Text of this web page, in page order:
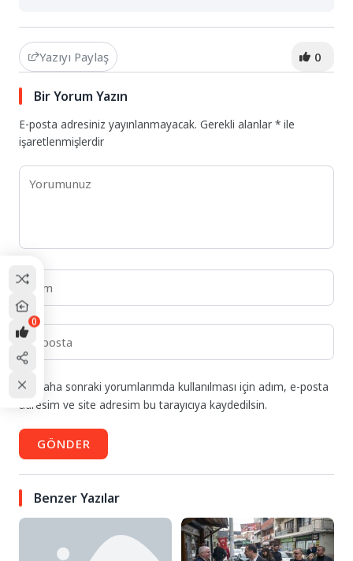
Yazıyı Paylaş 0
Bir Yorum Yazın
E-posta adresiniz yayınlanmayacak. Gerekli alanlar* ile
işaretlenmişlerdir
Daha sonraki yorumlarımda kullanılması için adım, e-posta
adresim ve site adresim bu tarayıcıya kaydedilsin.
GÖNDER
Benzer Yazılar
0